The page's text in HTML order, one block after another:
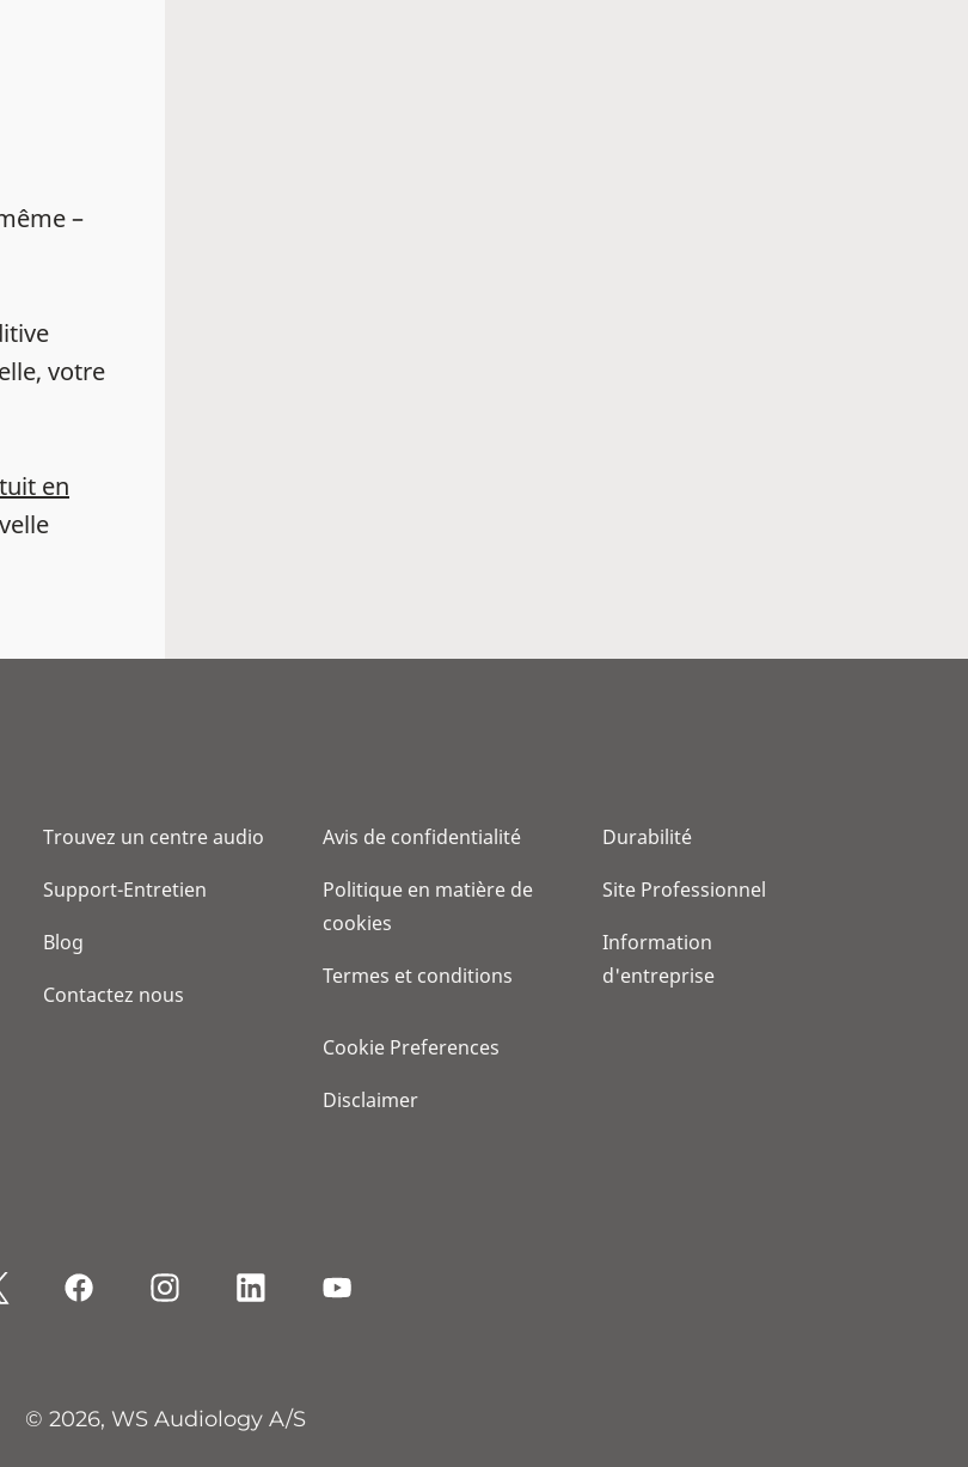
–
votre
en
Trouvez un centre audio
Support-Entretien
Blog
Contactez nous
Avis de confidentialité
Politique en matière de
cookies
Termes et conditions
Cookie Preferences
Disclaimer
Durabilité
Site Professionnel
Information
d'entreprise
© 2026, WS Audiology A/S